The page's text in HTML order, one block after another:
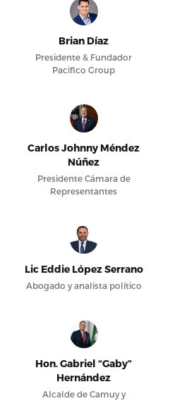
Brian Díaz
Presidente & Fundador
Pacifico Group
Carlos Johnny Méndez
Núñez
Presidente Cámara de
Representantes
Lic Eddie López Serrano
Abogado y analista político
Hon. Gabriel “Gaby”
Hernández
Alcalde de Camuy y